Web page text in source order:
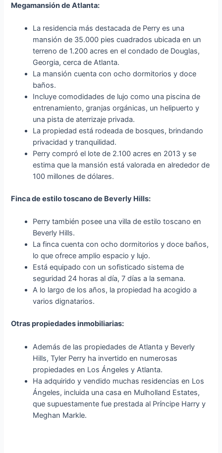
Megamansión de Atlanta:
La residencia más destacada de Perry es una
mansión de 35.000 pies cuadrados ubicada en un
terreno de 1.200 acres en el condado de Douglas,
Georgia, cerca de Atlanta.
La mansión cuenta con ocho dormitorios y doce
baños.
Incluye comodidades de lujo como una piscina de
entrenamiento, granjas orgánicas, un helipuerto y
una pista de aterrizaje privada.
La propiedad está rodeada de bosques, brindando
privacidad y tranquilidad.
Perry compró el lote de 2.100 acres en 2013 y se
estima que la mansión está valorada en alrededor de
100 millones de dólares.
Finca de estilo toscano de Beverly Hills:
Perry también posee una villa de estilo toscano en
Beverly Hills.
La finca cuenta con ocho dormitorios y doce baños,
lo que ofrece amplio espacio y lujo.
Está equipado con un sofisticado sistema de
seguridad 24 horas al día, 7 días a la semana.
A lo largo de los años, la propiedad ha acogido a
varios dignatarios.
Otras propiedades inmobiliarias:
Además de las propiedades de Atlanta y Beverly
Hills, Tyler Perry ha invertido en numerosas
propiedades en Los Ángeles y Atlanta.
Ha adquirido y vendido muchas residencias en Los
Ángeles, incluida una casa en Mulholland Estates,
que supuestamente fue prestada al Príncipe Harry y
Meghan Markle.